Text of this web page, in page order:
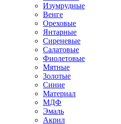
Изумрудные
Венге
Ореховые
Янтарные
Сиреневые
Салатовые
Фиолетовые
Мятные
Золотые
Синие
Материал
МДФ
Эмаль
Акрил